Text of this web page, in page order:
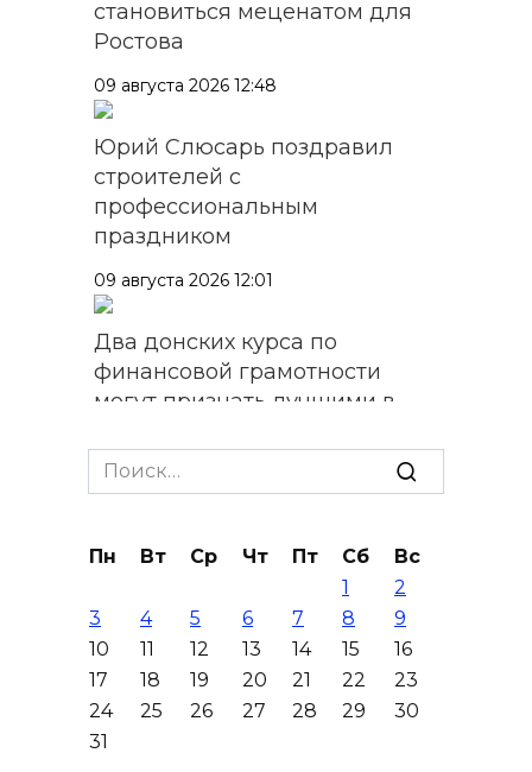
становиться меценатом для
Ростова
09 августа 2026 12:48
Юрий Слюсарь поздравил
строителей с
профессиональным
праздником
09 августа 2026 12:01
Два донских курса по
финансовой грамотности
могут признать лучшими в
09 августа 2026 11:43
комплексы БПЛА для
обучения пилотированию
09 августа 2026 10:50
На юге и северо-востоке
Ростовской области сегодня
Search
for:
Пн Вт Ср Чт Пт Сб
Вс
1
2
3
4 5 6 7 8
9
10
11 12 13 14 15
16
17
18 19 20 21 22
23
24
25 26 27 28 29
30
31